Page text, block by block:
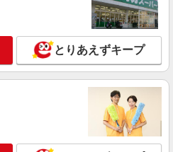
販売スタッフ
円〜 ※残業代支給 ★交通費別途支給
・゜
万円支給(規定有) お友達を紹介
ティブ支給(規定有) ★月2回払
能（規程有）★ ゜・。○。・゜
゜+゜
市中央区のauショップ
詳細を見る
とりあえずキープ